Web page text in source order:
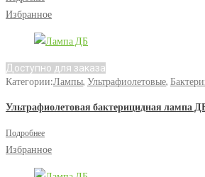
Избранное
Доступно для заказа
Категории:Лампы, Ультрафиолетовые,
Ультрафиолетовая бактерицидная лампа
Подробнее
Избранное